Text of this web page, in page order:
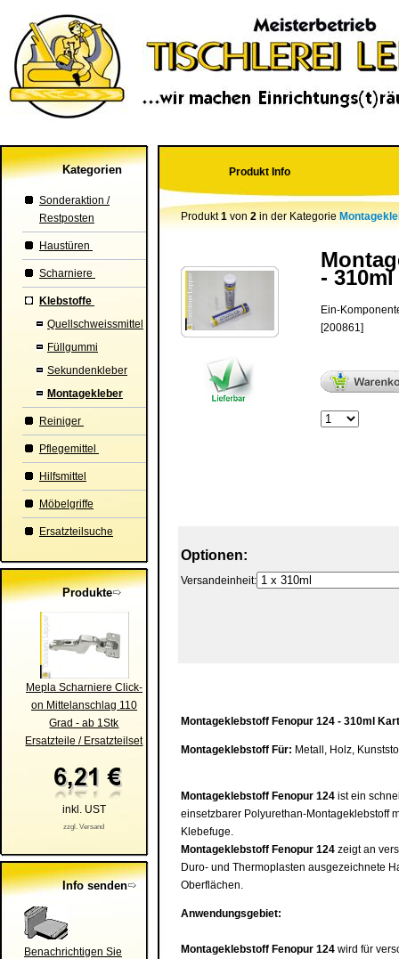
Kategorien
Sonderaktion /
Restposten
Haustüren
Scharniere
Klebstoffe
Quellschweissmittel
Füllgummi
Sekundenkleber
Montagekleber
Reiniger
Pflegemittel
Hilfsmittel
Möbelgriffe
Ersatzteilsuche
Produkte
Mepla Scharniere Click-
on Mittelanschlag 110
Grad - ab 1Stk
Ersatzteile / Ersatzteilset
inkl. UST
zzgl. Versand
Info senden
Benachrichtigen Sie
Produkt Info
Produkt1von2in der Kategorie
-
Ein-
[200861]
Optionen:
Versandeinheit:
Montageklebstoff Fenopur 124 - 310ml
Montageklebstoff Für: Metall, Holz,
Montageklebstoff Fenopur 124 ist ein
einsetzbarer Polyurethan-Montageklebstoff
Klebefuge.
Montageklebstoff Fenopur 124 zeigt an
Duro- und Thermoplasten ausgezeichnete
Oberflächen.
Anwendungsgebiet:
Montageklebstoff Fenopur 124 wird für